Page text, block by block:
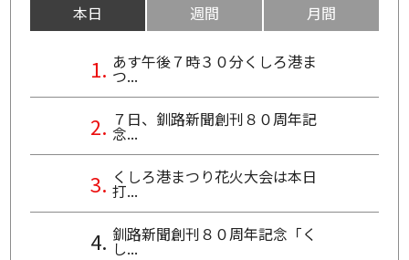
本日 週間 月間
あす午後７時３０分くしろ港ま
つ...
７日、釧路新聞創刊８０周年記
念...
くしろ港まつり花火大会は本日
打...
釧路新聞創刊８０周年記念「く
し...